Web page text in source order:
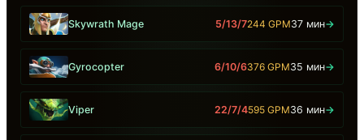
Skywrath Mage 5/13/7244 GPM37 мин→
Gyrocopter 6/10/6376 GPM35 мин→
Viper 22/7/4595 GPM36 мин→